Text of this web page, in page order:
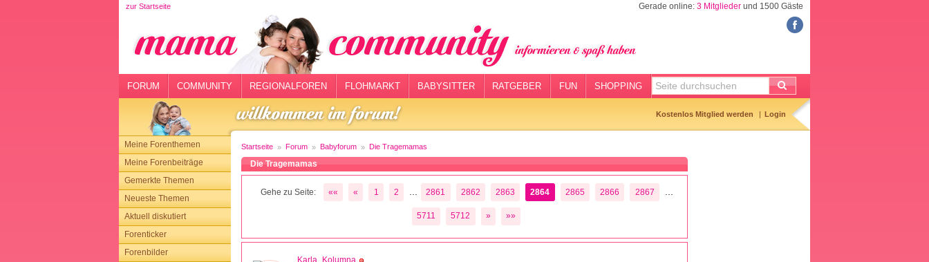
zur Startseite Gerade online: 3 Mitglieder und 1500 Gäste
FORUM COMMUNITY REGIONALFOREN FLOHMARKT BABYSITTER RATGEBER FUN SHOPPING
Kostenlos Mitglied werden Login
Meine Forenthemen
Meine Forenbeiträge
Gemerkte Themen
Neueste Themen
Aktuell diskutiert
Forenticker
Forenbilder
Startseite Forum Babyforum Die Tragemamas
Die Tragemamas
Gehe zu Seite: «« « 1 2 2861 2862 2863 2864 2865 2866 2867
5711 5712 » »»
Karla_Kolumna